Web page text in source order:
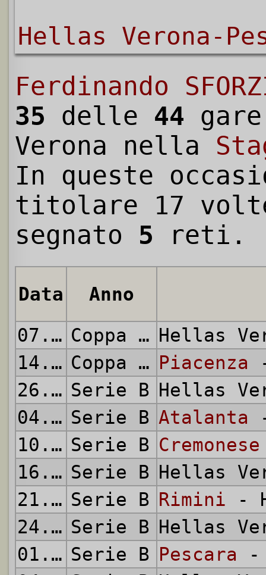
Hellas Verona-
Ferdinando
35 delle 44
Verona nella
In queste
titolare 17
segnato 5 reti.
Data
Anno
07.08.2005
Coppa Italia Hellas
14.08.2005
Coppa Italia Piacenza
26.08.2005 Serie B Hellas
04.09.2005 Serie B Atalanta
10.09.2005 Serie B Cremonese
16.09.2005 Serie B Hellas
21.09.2005 Serie B Rimini -
24.09.2005 Serie B Hellas
01.10.2005 Serie B Pescara -